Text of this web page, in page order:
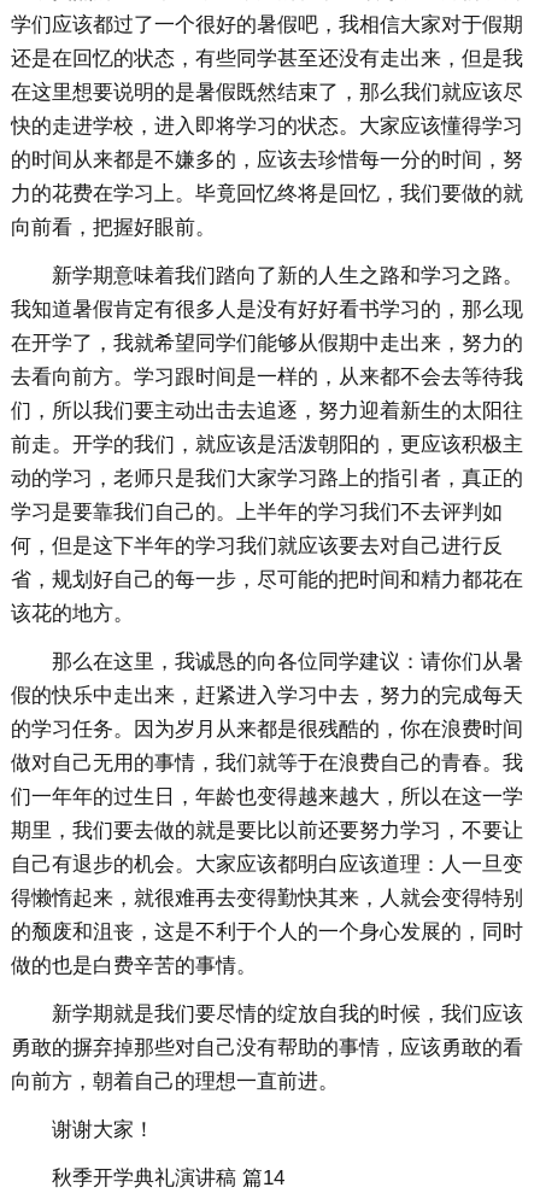
学们应该都过了一个很好的暑假吧，我相信大家对于假期
还是在回忆的状态，有些同学甚至还没有走出来，但是我
在这里想要说明的是暑假既然结束了，那么我们就应该尽
快的走进学校，进入即将学习的状态。大家应该懂得学习
的时间从来都是不嫌多的，应该去珍惜每一分的时间，努
力的花费在学习上。毕竟回忆终将是回忆，我们要做的就
向前看，把握好眼前。
新学期意味着我们踏向了新的人生之路和学习之路。
我知道暑假肯定有很多人是没有好好看书学习的，那么现
在开学了，我就希望同学们能够从假期中走出来，努力的
去看向前方。学习跟时间是一样的，从来都不会去等待我
们，所以我们要主动出击去追逐，努力迎着新生的太阳往
前走。开学的我们，就应该是活泼朝阳的，更应该积极主
动的学习，老师只是我们大家学习路上的指引者，真正的
学习是要靠我们自己的。上半年的学习我们不去评判如
何，但是这下半年的学习我们就应该要去对自己进行反
省，规划好自己的每一步，尽可能的把时间和精力都花在
该花的地方。
那么在这里，我诚恳的向各位同学建议：请你们从暑
假的快乐中走出来，赶紧进入学习中去，努力的完成每天
的学习任务。因为岁月从来都是很残酷的，你在浪费时间
做对自己无用的事情，我们就等于在浪费自己的青春。我
们一年年的过生日，年龄也变得越来越大，所以在这一学
期里，我们要去做的就是要比以前还要努力学习，不要让
自己有退步的机会。大家应该都明白应该道理：人一旦变
得懒惰起来，就很难再去变得勤快其来，人就会变得特别
的颓废和沮丧，这是不利于个人的一个身心发展的，同时
做的也是白费辛苦的事情。
新学期就是我们要尽情的绽放自我的时候，我们应该
勇敢的摒弃掉那些对自己没有帮助的事情，应该勇敢的看
向前方，朝着自己的理想一直前进。
谢谢大家！
秋季开学典礼演讲稿 篇14